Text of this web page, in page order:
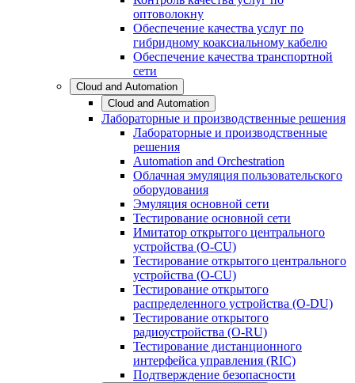
оптоволокну
Обеспечение качества услуг по
гибридному коаксиальному кабелю
Обеспечение качества транспортной
сети
Cloud and Automation
Cloud and Automation
Лабораторные и производственные решения
Лабораторные и производственные
решения
Automation and Orchestration
Облачная эмуляция пользовательского
оборудования
Эмуляция основной сети
Тестирование основной сети
Имитатор открытого центрального
устройства (O-CU)
Тестирование открытого центрального
устройства (O-CU)
Тестирование открытого
распределенного устройства (O-DU)
Тестирование открытого
радиоустройства (O-RU)
Тестирование дистанционного
интерфейса управления (RIC)
Подтверждение безопасности